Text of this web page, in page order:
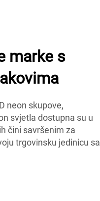
marke s
neon skupove,
svjetla dostupna su u
čini savršenim za
trgovinsku jedinicu sa